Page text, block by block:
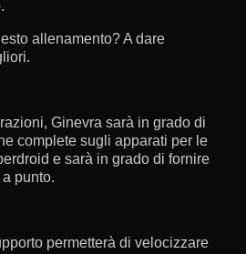
allenamento? A dare
Ginevra sarà in grado di
complete sugli apparati per le
e sarà in grado di fornire
punto.
permetterà di velocizzare